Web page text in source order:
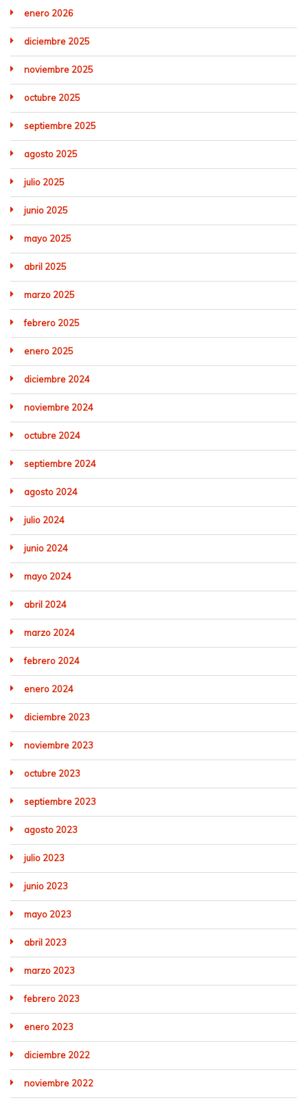
enero 2026
diciembre 2025
noviembre 2025
octubre 2025
septiembre 2025
agosto 2025
julio 2025
junio 2025
mayo 2025
abril 2025
marzo 2025
febrero 2025
enero 2025
diciembre 2024
noviembre 2024
octubre 2024
septiembre 2024
agosto 2024
julio 2024
junio 2024
mayo 2024
abril 2024
marzo 2024
febrero 2024
enero 2024
diciembre 2023
noviembre 2023
octubre 2023
septiembre 2023
agosto 2023
julio 2023
junio 2023
mayo 2023
abril 2023
marzo 2023
febrero 2023
enero 2023
diciembre 2022
noviembre 2022